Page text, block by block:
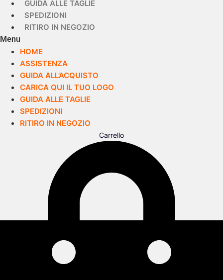
GUIDA ALLE TAGLIE
SPEDIZIONI
RITIRO IN NEGOZIO
Menu
HOME
ASSISTENZA
GUIDA ALL’ACQUISTO
CARICA QUI IL TUO LOGO
GUIDA ALLE TAGLIE
SPEDIZIONI
RITIRO IN NEGOZIO
Carrello